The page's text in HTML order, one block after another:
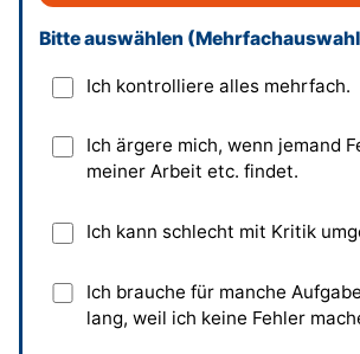
Arbeite an deinem
Lass das Vergleichen, bitte
Nutze Fehler und
wertvolle Ratgeber
Erkenne, dass Kritik gut ist
Suche nach Zufriedenheit
Dieses Feld bitte leer lassen
Bitte auswählen
Ich kontrolliere alles mehrfach.
Ich ärgere mich, wenn jemand
meiner Arbeit etc. findet.
Ich kann schlecht mit Kritik
Ich brauche für manche
lang, weil ich keine Fehler